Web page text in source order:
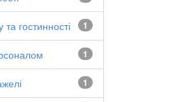
1
гостинності
1
1